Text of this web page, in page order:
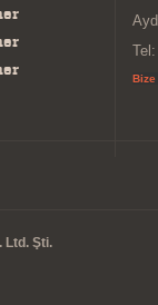
Bize
Ltd. Şti.